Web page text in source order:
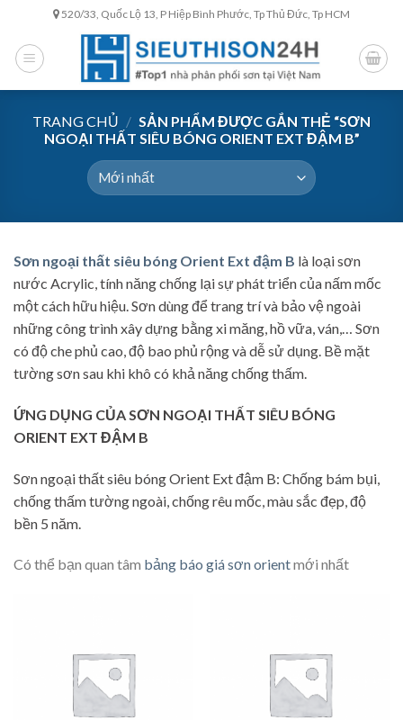
content
520/33, Quốc Lộ 13, P Hiệp Bình Phước, Tp Thủ Đức, Tp HCM
TRANG CHỦ / SẢN PHẨM ĐƯỢC GẮN THẺ “SƠN
NGOẠI THẤT SIÊU BÓNG ORIENT EXT ĐẬM B”
Sơn ngoại thất siêu bóng Orient Ext đậm B là loại sơn
nước Acrylic, tính năng chống lại sự phát triển của nấm mốc
một cách hữu hiệu. Sơn dùng để trang trí và bảo vệ ngoài
những công trình xây dựng bằng xi măng, hồ vữa, ván,… Sơn
có độ che phủ cao, độ bao phủ rộng và dễ sử dụng. Bề mặt
tường sơn sau khi khô có khả năng chống thấm.
ỨNG DỤNG CỦA SƠN NGOẠI THẤT SIÊU BÓNG
ORIENT EXT ĐẬM B
Sơn ngoại thất siêu bóng Orient Ext đậm B: Chống bám bụi,
chống thấm tường ngoài, chống rêu mốc, màu sắc đẹp, độ
bền 5 năm.
Có thể bạn quan tâm bảng báo giá sơn orientmới nhất